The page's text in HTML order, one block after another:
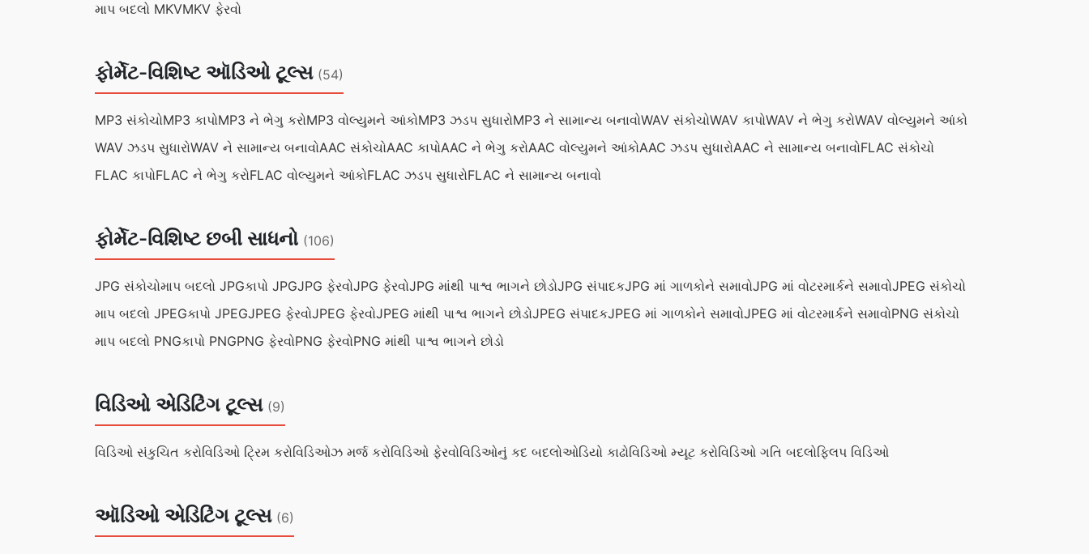
માપ બદલો MKVMKV ફેરવો
ફોર્મેટ-વિશિષ્ટ ઑડિઓ ટૂલ્સ (54)
MP3 સંકોચોMP3 કાપોMP3 ને ભેગુ કરોMP3 વોલ્યુમને આંકોMP3 ઝડપ સુધારોMP3 ને સામાન્ય બનાવોWAV સંકોચોWAV કાપોWAV ને ભેગુ કરોWAV વોલ્યુમને આંકો
WAV ઝડપ સુધારોWAV ને સામાન્ય બનાવોAAC સંકોચોAAC કાપોAAC ને ભેગુ કરોAAC વોલ્યુમને આંકોAAC ઝડપ સુધારોAAC ને સામાન્ય બનાવોFLAC સંકોચો
FLAC કાપોFLAC ને ભેગુ કરોFLAC વોલ્યુમને આંકોFLAC ઝડપ સુધારોFLAC ને સામાન્ય બનાવો
ફોર્મેટ-વિશિષ્ટ છબી સાધનો (106)
JPG સંકોચોમાપ બદલો JPGકાપો JPGJPG ફેરવોJPG ફેરવોJPG માંથી પાશ્વ ભાગને છોડોJPG સંપાદકJPG માં ગાળકોને સમાવોJPG માં વોટરમાર્કને સમાવોJPEG સંકોચો
માપ બદલો JPEGકાપો JPEGJPEG ફેરવોJPEG ફેરવોJPEG માંથી પાશ્વ ભાગને છોડોJPEG સંપાદકJPEG માં ગાળકોને સમાવોJPEG માં વોટરમાર્કને સમાવોPNG સંકોચો
માપ બદલો PNGકાપો PNGPNG ફેરવોPNG ફેરવોPNG માંથી પાશ્વ ભાગને છોડો
વિડિઓ એડિટિંગ ટૂલ્સ (9)
વિડિઓ સંકુચિત કરોવિડિઓ ટ્રિમ કરોવિડિઓઝ મર્જ કરોવિડિઓ ફેરવોવિડિઓનું કદ બદલોઓડિયો કાઢોવિડિઓ મ્યૂટ કરોવિડિઓ ગતિ બદલોફ્લિપ વિડિઓ
ઑડિઓ એડિટિંગ ટૂલ્સ (6)